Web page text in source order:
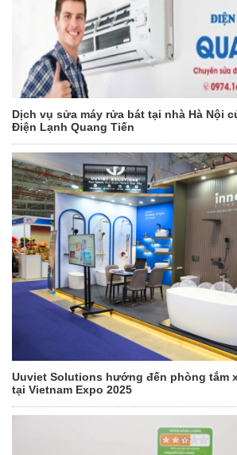
Dịch vụ sửa máy rửa bát tại nhà Hà Nội
Điện Lạnh Quang Tiến
Uuviet Solutions hướng đến phòng tắm
tại Vietnam Expo 2025